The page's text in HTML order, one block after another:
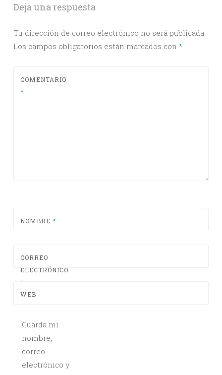
Deja una respuesta
Tu dirección de correo electrónico no será publicada.
Los campos obligatorios están marcados con *
COMENTARIO
*
NOMBRE *
CORREO
ELECTRÓNICO
*
WEB
Guarda mi
nombre,
correo
electrónico y